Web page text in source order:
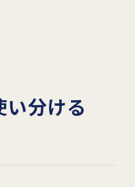
い分ける